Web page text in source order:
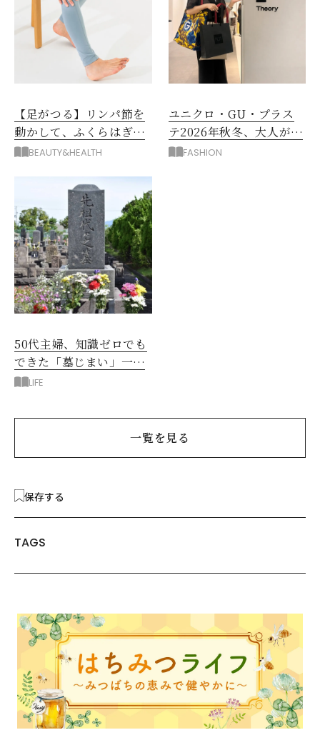
【足がつる】リンパ節を
動かして、ふくらはぎの
むくみ、こむら返りを解
BEAUTY&HEALTH
ユニクロ・GU・プラス
テ2026年秋冬、大人が着
たい新作服は？
FASHION
50代主婦、知識ゼロでも
できた「墓じまい」一つ
後悔したのは、ある順
LIFE
一覧を見る
保存する
TAGS